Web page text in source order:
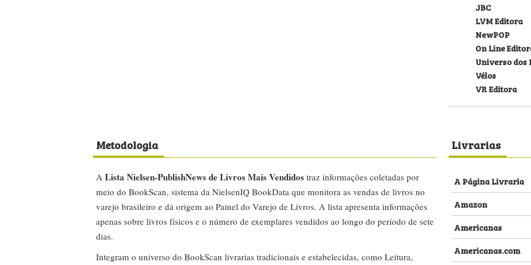
JBC
LVM Editora
NewPOP
On Line
Universo dos
Vélos
VR Editora
Metodologia
A Lista Nielsen-PublishNews de Livros Mais Vendidos traz informações coletadas por
meio do BookScan, sistema da NielsenIQ BookData que monitora as vendas de livros no
varejo brasileiro e dá origem ao Painel do Varejo de Livros. A lista apresenta informações
apenas sobre livros físicos e o número de exemplares vendidos ao longo do período de sete
dias.
Integram o universo do BookScan livrarias tradicionais e estabelecidas, como Leitura,
Livrarias
A Página Livraria
Amazon
Americanas
Americanas.com